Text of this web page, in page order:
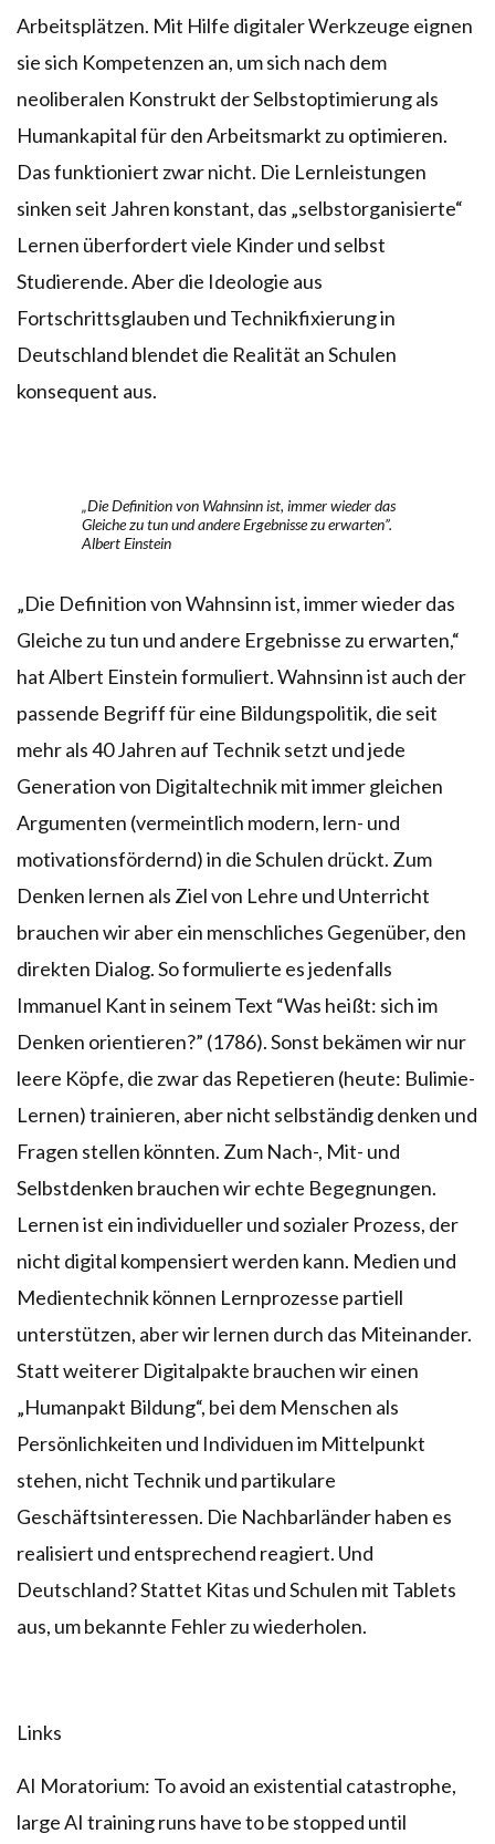
Arbeitsplätzen. Mit Hilfe digitaler Werkzeuge eignen
sie sich Kompetenzen an, um sich nach dem
neoliberalen Konstrukt der Selbstoptimierung als
Humankapital für den Arbeitsmarkt zu optimieren.
Das funktioniert zwar nicht. Die Lernleistungen
sinken seit Jahren konstant, das „selbstorganisierte“
Lernen überfordert viele Kinder und selbst
Studierende. Aber die Ideologie aus
Fortschrittsglauben und Technikfixierung in
Deutschland blendet die Realität an Schulen
konsequent aus.
„Die Definition von Wahnsinn ist, immer wieder das
Gleiche zu tun und andere Ergebnisse zu erwarten”.
Albert Einstein
„Die Definition von Wahnsinn ist, immer wieder das
Gleiche zu tun und andere Ergebnisse zu erwarten,“
hat Albert Einstein formuliert. Wahnsinn ist auch der
passende Begriff für eine Bildungspolitik, die seit
mehr als 40 Jahren auf Technik setzt und jede
Generation von Digitaltechnik mit immer gleichen
Argumenten (vermeintlich modern, lern- und
motivationsfördernd) in die Schulen drückt. Zum
Denken lernen als Ziel von Lehre und Unterricht
brauchen wir aber ein menschliches Gegenüber, den
direkten Dialog. So formulierte es jedenfalls
Immanuel Kant in seinem Text “Was heißt: sich im
Denken orientieren?” (1786). Sonst bekämen wir nur
leere Köpfe, die zwar das Repetieren (heute: Bulimie-
Lernen) trainieren, aber nicht selbständig denken und
Fragen stellen könnten. Zum Nach-, Mit- und
Selbstdenken brauchen wir echte Begegnungen.
Lernen ist ein individueller und sozialer Prozess, der
nicht digital kompensiert werden kann. Medien und
Medientechnik können Lernprozesse partiell
unterstützen, aber wir lernen durch das Miteinander.
Statt weiterer Digitalpakte brauchen wir einen
„Humanpakt Bildung“, bei dem Menschen als
Persönlichkeiten und Individuen im Mittelpunkt
stehen, nicht Technik und partikulare
Geschäftsinteressen. Die Nachbarländer haben es
realisiert und entsprechend reagiert. Und
Deutschland? Stattet Kitas und Schulen mit Tablets
aus, um bekannte Fehler zu wiederholen.
Links
AI Moratorium: To avoid an existential catastrophe,
large AI training runs have to be stopped until